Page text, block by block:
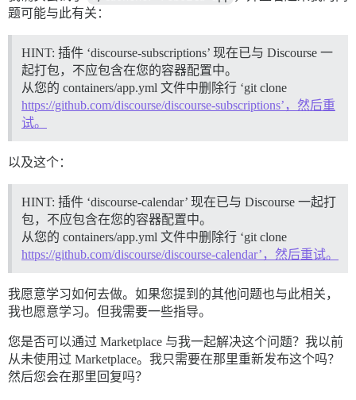
题可能与此有关：
HINT: 插件 ‘discourse-subscriptions’ 现在已与 Discourse 一
起打包，不应包含在您的容器配置中。
从您的 containers/app.yml 文件中删除行 ‘git clone
https://github.com/discourse/discourse-subscriptions’，然后重
试。
以及这个：
HINT: 插件 ‘discourse-calendar’ 现在已与 Discourse 一起打
包，不应包含在您的容器配置中。
从您的 containers/app.yml 文件中删除行 ‘git clone
https://github.com/discourse/discourse-calendar’，然后重试。
我愿意学习如何去做。如果您提到的其他问题也与此相关，
我也愿意学习。但我需要一些指导。
您是否可以通过 Marketplace 与我一起解决这个问题？我以前
从未使用过 Marketplace。我只需要在那里重新发布这个吗？
然后您会在那里回复吗？